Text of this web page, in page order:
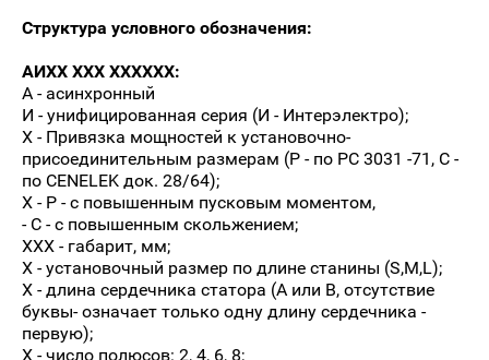
Структура условного обозначения:
АИХХ ХХХ ХХХХХХ:
А - асинхронный
И - унифицированная серия (И - Интерэлектро);
Х - Привязка мощностей к установочно-
присоединительным размерам (Р - по РС 3031 -71, С -
по CENELEK док. 28/64);
Х - Р - с повышенным пусковым моментом,
- С - с повышенным скольжением;
XXX - габарит, мм;
Х - установочный размер по длине станины (S,M,L);
Х - длина сердечника статора (А или В, отсутствие
буквы- означает только одну длину сердечника -
первую);
Х - число полюсов: 2, 4, 6, 8;